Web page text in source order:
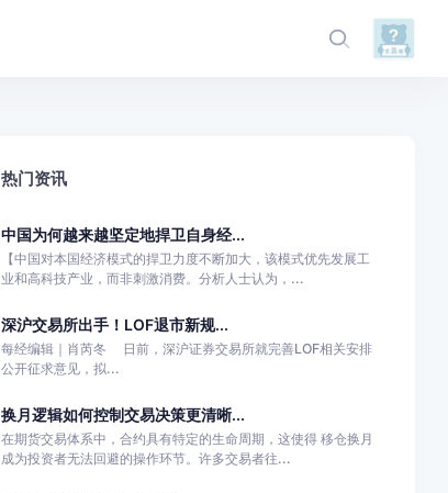
热门资讯
中国为何越来越坚定地捍卫自身经...
【中国对本国经济模式的捍卫力度不断加大，该模式优先发展工
业和高科技产业，而非刺激消费。分析人士认为，...
深沪交易所出手！LOF退市新规...
每经编辑｜肖芮冬 日前，深沪证券交易所就完善LOF相关安排
公开征求意见，拟...
换月逻辑如何控制交易决策更清晰...
在期货交易体系中，合约具有特定的生命周期，这使得 移仓换月
成为投资者无法回避的操作环节。许多交易者往...